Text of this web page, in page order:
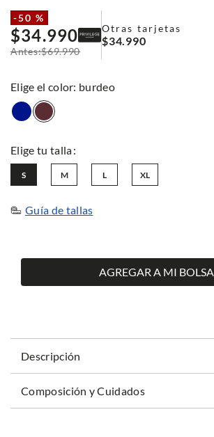
-50 %
$34.990
$69.990
Otras tarjetas
$34.990
: burdeo
L
M
S XL
Guía de tallas
AGREGAR A MI BOLSA
Descripción
Composición y Cuidados